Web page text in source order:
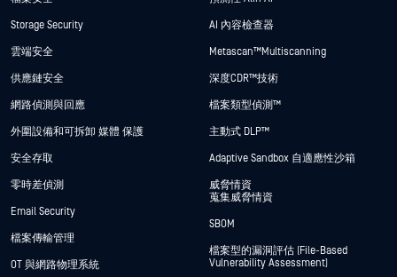
Storage Security
雲端安全
供應鏈安全
網路偵測與回應
外圍設備和可拆卸 媒體 保護
安全存取
零時差偵測
Email Security
檔案傳輸管理
OT 與網路物理系統
AI 內容檢查器
Metascan™ Multiscanning
深度CDR™技術
檔案類型偵測™
主動式 DLP™
Adaptive Sandbox 自適應性沙箱
威脅情資
蒐集威脅情資
SBOM
檔案型的漏洞評估 (File-Based
Vulnerability Assessment)